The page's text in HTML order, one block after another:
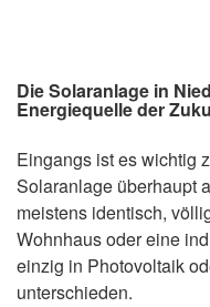
Die Solaranlage in
Energiequelle der
Eingangs ist es wichtig
Solaranlage überhaupt
meistens identisch,
Wohnhaus oder eine
einzig in Photovoltaik
unterschieden.